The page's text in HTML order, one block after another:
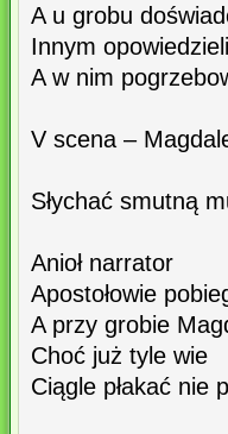
A u grobu
Innym
A w nim
V scena –
Słychać smutną
Anioł narrator
Apostołowie
A przy grobie
Choć już tyle wie
Ciągle płakać nie